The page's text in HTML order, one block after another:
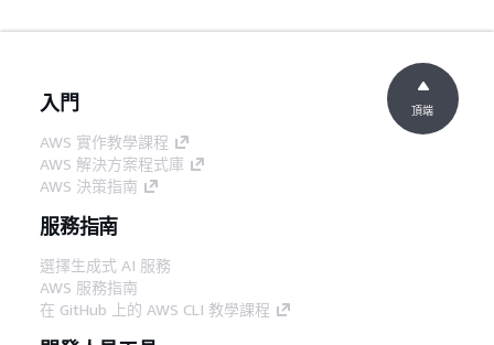
入門
AWS 實作教學課程
AWS 解決方案程式庫
AWS 決策指南
服務指南
選擇生成式 AI 服務
AWS 服務指南
在 GitHub 上的 AWS CLI 教學課程
頂端